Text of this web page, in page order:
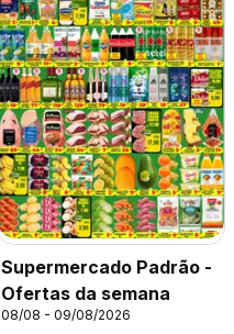
Supermercado Padrão -
Ofertas da semana
08/08 - 09/08/2026